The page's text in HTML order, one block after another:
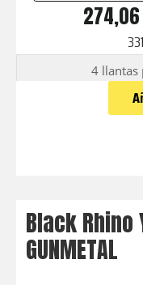
YELLOWSTONE
GUNMETAL
cantidad
274,06
4 llantas
Black Rhino
GUNMETAL